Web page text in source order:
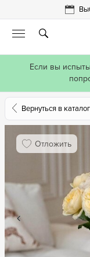
Если вы
Вернуться в каталог
Отложить